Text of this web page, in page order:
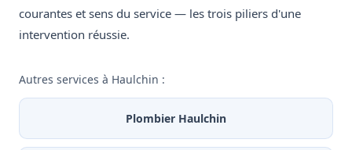
courantes et sens du service — les trois piliers d'une
intervention réussie.
Autres services à Haulchin :
Plombier Haulchin